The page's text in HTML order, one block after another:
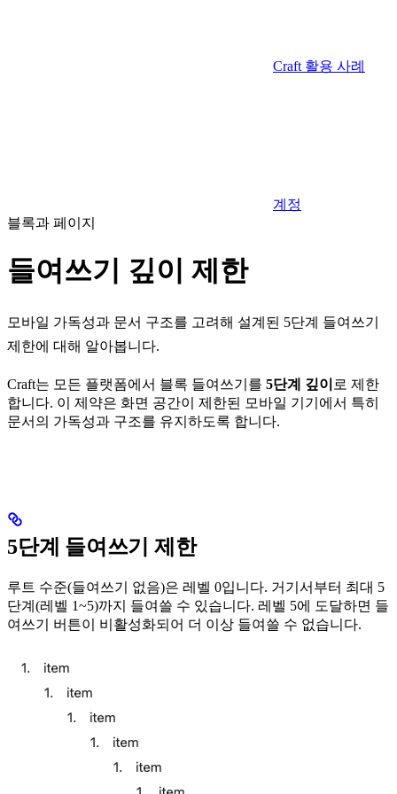
Craft 활용 사례
계정
블록과 페이지
들여쓰기 깊이 제한
모바일 가독성과 문서 구조를 고려해 설계된 5단계 들여쓰기
제한에 대해 알아봅니다.
Craft는 모든 플랫폼에서 블록 들여쓰기를 5단계 깊이 로 제한
합니다. 이 제약은 화면 공간이 제한된 모바일 기기에서 특히
문서의 가독성과 구조를 유지하도록 합니다.
5단계 들여쓰기 제한
루트 수준(들여쓰기 없음)은 레벨 0입니다. 거기서부터 최대 5
단계(레벨 1~5)까지 들여쓸 수 있습니다. 레벨 5에 도달하면 들
여쓰기 버튼이 비활성화되어 더 이상 들여쓸 수 없습니다.